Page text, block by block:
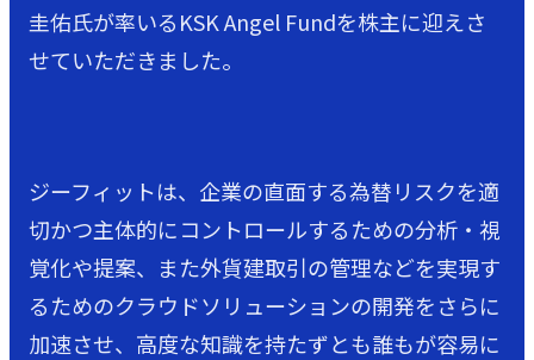
圭佑氏が率いるKSK Angel Fundを株主に迎えさ
せていただきました。
ジーフィットは、企業の直面する為替リスクを適
切かつ主体的にコントロールするための分析・視
覚化や提案、また外貨建取引の管理などを実現す
るためのクラウドソリューションの開発をさらに
加速させ、高度な知識を持たずとも誰もが容易に